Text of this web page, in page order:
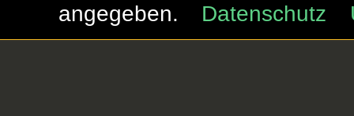
angegeben.
Datenschutz